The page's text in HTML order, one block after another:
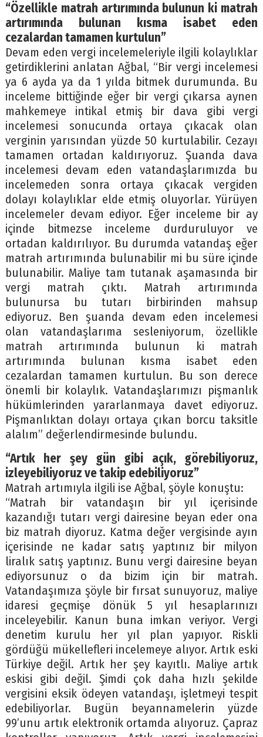
“Özellikle matrah artırımında bulunun ki matrah
artırımında bulunan kısma isabet eden
cezalardan tamamen kurtulun”
Devam eden vergi incelemeleriyle ilgili kolaylıklar
getirdiklerini anlatan Ağbal, “Bir vergi incelemesi
ya 6 ayda ya da 1 yılda bitmek durumunda. Bu
inceleme bittiğinde eğer bir vergi çıkarsa aynen
mahkemeye intikal etmiş bir dava gibi vergi
incelemesi sonucunda ortaya çıkacak olan
verginin yarısından yüzde 50 kurtulabilir. Cezayı
tamamen ortadan kaldırıyoruz. Şuanda dava
incelemesi devam eden vatandaşlarımızda bu
incelemeden sonra ortaya çıkacak vergiden
dolayı kolaylıklar elde etmiş oluyorlar. Yürüyen
incelemeler devam ediyor. Eğer inceleme bir ay
içinde bitmezse inceleme durduruluyor ve
ortadan kaldırılıyor. Bu durumda vatandaş eğer
matrah artırımında bulunabilir mi bu süre içinde
bulunabilir. Maliye tam tutanak aşamasında bir
vergi matrah çıktı. Matrah artırımında
bulunursa bu tutarı birbirinden mahsup
ediyoruz. Ben şuanda devam eden incelemesi
olan vatandaşlarıma sesleniyorum, özellikle
matrah artırımında bulunun ki matrah
artırımında bulunan kısma isabet eden
cezalardan tamamen kurtulun. Bu son derece
önemli bir kolaylık. Vatandaşlarımızı pişmanlık
hükümlerinden yararlanmaya davet ediyoruz.
Pişmanlıktan dolayı ortaya çıkan borcu taksitle
alalım” değerlendirmesinde bulundu.
“Artık her şey gün gibi açık, görebiliyoruz,
izleyebiliyoruz ve takip edebiliyoruz”
Matrah artımıyla ilgili ise Ağbal, şöyle konuştu:
“Matrah bir vatandaşın bir yıl içerisinde
kazandığı tutarı vergi dairesine beyan eder ona
biz matrah diyoruz. Katma değer vergisinde ayın
içerisinde ne kadar satış yaptınız bir milyon
liralık satış yaptınız. Bunu vergi dairesine beyan
ediyorsunuz o da bizim için bir matrah.
Vatandaşımıza şöyle bir fırsat sunuyoruz, maliye
idaresi geçmişe dönük 5 yıl hesaplarınızı
inceleyebilir. Kanun buna imkan veriyor. Vergi
denetim kurulu her yıl plan yapıyor. Riskli
gördüğü mükellefleri incelemeye alıyor. Artık eski
Türkiye değil. Artık her şey kayıtlı. Maliye artık
eskisi gibi değil. Şimdi çok daha hızlı şekilde
vergisini eksik ödeyen vatandaşı, işletmeyi tespit
edebiliyorlar. Bugün beyannamelerin yüzde
99’unu artık elektronik ortamda alıyoruz. Çapraz